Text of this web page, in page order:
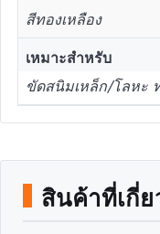
สีทองเหลือง
เหมาะสำหรับ
ขัดสนิมเหล็ก/โลหะ
สินค้าที่เกี่